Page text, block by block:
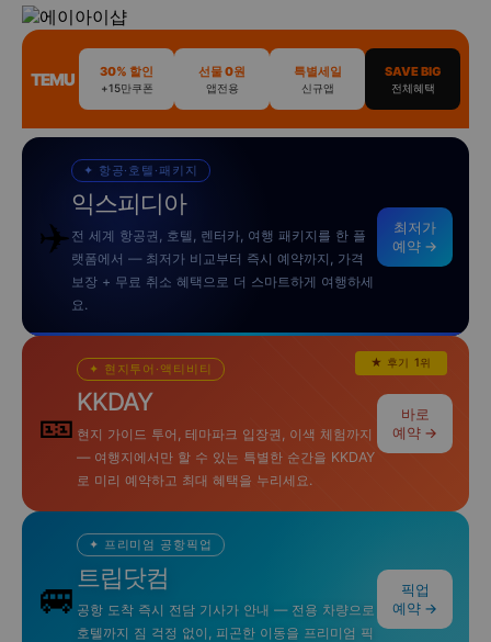
TEMU 30% 할인
+15만쿠폰
선물 0원
앱전용
특별세일
신규앱
SAVE BIG
전체혜택
✈️
✦ 항공·호텔·패키지
익스피디아
전 세계 항공권, 호텔, 렌터카, 여행 패키지를 한 플
랫폼에서 — 최저가 비교부터 즉시 예약까지, 가격
보장 + 무료 취소 혜택으로 더 스마트하게 여행하세
요.
최저가
예약 →
★ 후기 1위
🎫
✦ 현지투어·액티비티
KKDAY
현지 가이드 투어, 테마파크 입장권, 이색 체험까지
— 여행지에서만 할 수 있는 특별한 순간을 KKDAY
로 미리 예약하고 최대 혜택을 누리세요.
바로
예약 →
🚐
✦ 프리미엄 공항픽업
트립닷컴
공항 도착 즉시 전담 기사가 안내 — 전용 차량으로
호텔까지 짐 걱정 없이, 피곤한 이동을 프리미엄 픽
픽업
예약 →